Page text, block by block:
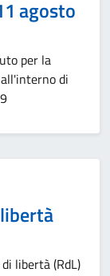
agosto
per la
di
libertà (RdL)